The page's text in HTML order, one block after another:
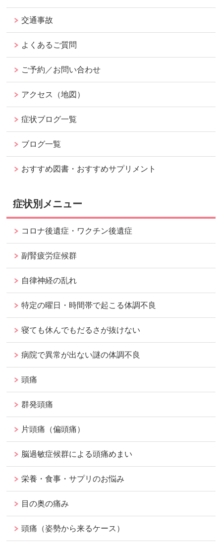
交通事故
よくあるご質問
ご予約／お問い合わせ
アクセス（地図）
症状ブログ一覧
ブログ一覧
おすすめ図書・おすすめサプリメント
症状別メニュー
コロナ後遺症・ワクチン後遺症
副腎疲労症候群
自律神経の乱れ
特定の曜日・時間帯で起こる体調不良
寝ても休んでもだるさが抜けない
病院で異常が出ない謎の体調不良
頭痛
群発頭痛
片頭痛（偏頭痛）
脳過敏症候群による頭痛めまい
栄養・食事・サプリのお悩み
目の奥の痛み
頭痛（姿勢から来るケース）